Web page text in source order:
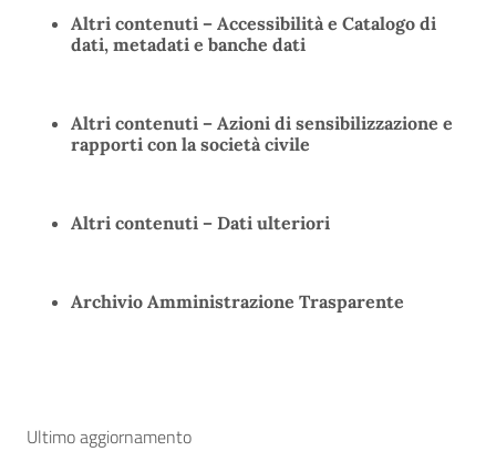
Altri contenuti – Accessibilità e Catalogo di
dati, metadati e banche dati
Altri contenuti – Azioni di sensibilizzazione e
rapporti con la società civile
Altri contenuti – Dati ulteriori
Archivio Amministrazione Trasparente
Ultimo aggiornamento